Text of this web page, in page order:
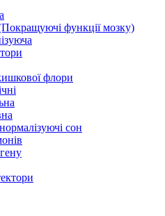
функції мозку)
флори
сон